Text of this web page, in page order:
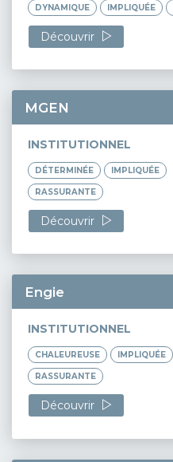
DYNAMIQUE IMPLIQUÉE
Découvrir
MGEN
INSTITUTIONNEL
DÉTERMINÉE IMPLIQUÉE
RASSURANTE
Découvrir
Engie
INSTITUTIONNEL
CHALEUREUSE IMPLIQUÉE
RASSURANTE
Découvrir